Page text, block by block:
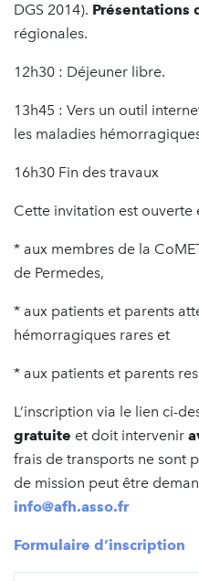
DGS 2014). Présentations
régionales.
12h30 : Déjeuner libre.
13h45 : Vers un outil
les maladies
16h30 Fin des travaux
Cette invitation est ouverte
* aux membres de la
de Permedes,
* aux patients et parents
hémorragiques rares et
* aux patients et parents
L’inscription via le lien ci-
gratuite et doit intervenir
frais de transports ne sont
de mission peut être
info@afh.asso.fr
Formulaire d’inscription